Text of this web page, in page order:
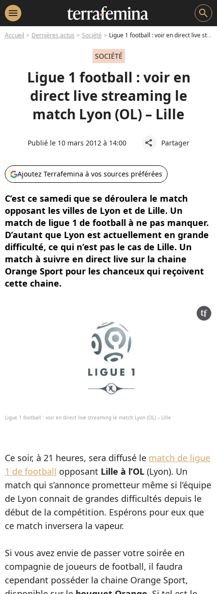
menu search
Accueil Dernières actus Société Ligue 1 football : voir en direct live streaming le match Lyon (OL) – Lille
SOCIÉTÉ
Ligue 1 football : voir en
direct live streaming le
match Lyon (OL) – Lille
Publié le 10 mars 2012 à 14:00 share Partager
Ajoutez Terrafemina à vos sources préférées
C’est ce samedi que se déroulera le match
opposant les villes de Lyon et de Lille. Un
match de ligue 1 de football à ne pas manquer.
D’autant que Lyon est actuellement en grande
difficulté, ce qui n’est pas le cas de Lille. Un
match à suivre en direct live sur la chaine
Orange Sport pour les chanceux qui reçoivent
cette chaine.
Ligue 1 football : voir en direct live streaming le match Lyon (OL) – Lille
Ce soir, à 21 heures, sera diffusé le match de ligue
1 de football opposant Lille à l’OL (Lyon). Un
match qui s’annonce prometteur même si l’équipe
de Lyon connait de grandes difficultés depuis le
début de la compétition. Espérons pour eux que
ce match inversera la vapeur.
Si vous avez envie de passer votre soirée en
compagnie de joueurs de football, il faudra
cependant posséder la chaine Orange Sport,